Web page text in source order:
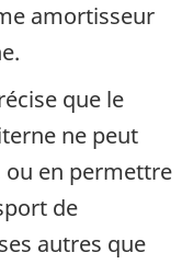
amortisseur
que le
ne peut
en permettre
de
autres que